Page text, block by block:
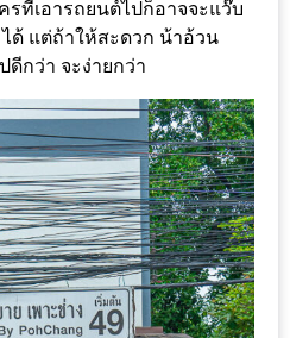
ที่เอารถยนต์ไปก็อาจจะแว๊บ
ด้ แต่ถ้าให้สะดวก น้าอ้วน
กว่า จะง่ายกว่า